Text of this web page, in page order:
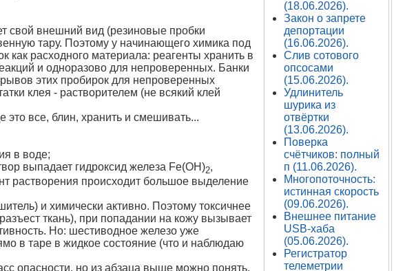
свой внешний вид (резиновые пробки
тару. Поэтому у начинающего химика под
как расходного материала: реагенты хранить в
и одноразово для непроверенных. Банки
этих пробирок для непроверенных
клея - растворителем (не всякий клей
это все, блин, хранить и смешивать...
в воде;
выпадает гидроксид железа Fe(OH)2,
растворения происходит большое выделение
и химически активно. Поэтому токсичнее
ткань), при попадании на кожу вызывает
Но: шестиводное железо уже
в таре в жидкое состояние (что и наблюдаю
опасности, но из абзаца выше можно понять,
(18.06.2026).
Закон о запрете
депортации
(16.06.2026).
Слив сотового
опсосами
(15.06.2026).
Удлинитель
шурика из
отвёртки
(13.06.2026).
Поверка
счётчиков: полный
п (11.06.2026).
Многопоточность:
истинная скорость
(09.06.2026).
Внешнее питание
USB-хаба
(05.06.2026).
Регистратор
телеметрии